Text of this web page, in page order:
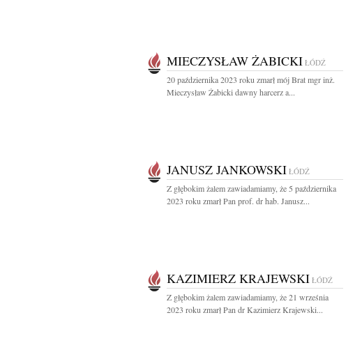
MIECZYSŁAW ŻABICKI ŁÓDŹ
20 października 2023 roku zmarł mój Brat mgr inż.
Mieczysław Żabicki dawny harcerz a...
JANUSZ JANKOWSKI ŁÓDŹ
Z głębokim żalem zawiadamiamy, że 5 października
2023 roku zmarł Pan prof. dr hab. Janusz...
KAZIMIERZ KRAJEWSKI ŁÓDŹ
Z głębokim żalem zawiadamiamy, że 21 września
2023 roku zmarł Pan dr Kazimierz Krajewski...